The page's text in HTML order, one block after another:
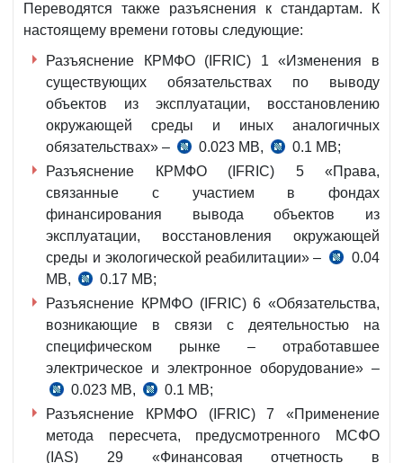
Переводятся также разъяснения к стандартам. К
настоящему времени готовы следующие:
Разъяснение КРМФО (IFRIC) 1 «Изменения в
существующих обязательствах по выводу
объектов из эксплуатации, восстановлению
окружающей среды и иных аналогичных
обязательствах» –
0.023 MB,
0.1 MB;
Разъяснение КРМФО (IFRIC) 5 «Права,
связанные с участием в фондах
финансирования вывода объектов из
эксплуатации, восстановления окружающей
среды и экологической реабилитации» –
0.04
MB,
0.17 MB;
Разъяснение КРМФО (IFRIC) 6 «Обязательства,
возникающие в связи с деятельностью на
специфическом рынке – отработавшее
электрическое и электронное оборудование» –
0.023 MB,
0.1 MB;
Разъяснение КРМФО (IFRIC) 7 «Применение
метода пересчета, предусмотренного МСФО
(IAS) 29 «Финансовая отчетность в